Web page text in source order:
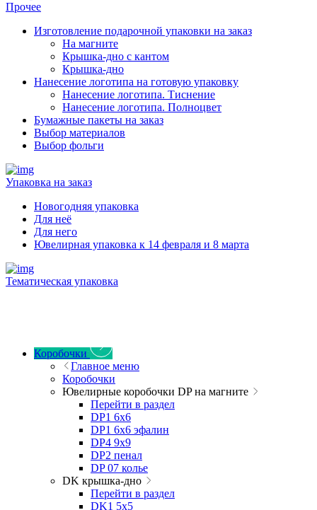
Прочее
Изготовление подарочной упаковки на заказ
На магните
Крышка-дно с кантом
Крышка-дно
Нанесение логотипа на готовую упаковку
Нанесение логотипа. Тиснение
Нанесение логотипа. Полноцвет
Бумажные пакеты на заказ
Выбор материалов
Выбор фольги
Упаковка на заказ
Новогодняя упаковка
Для неё
Для него
Ювелирная упаковка к 14 февраля и 8 марта
Тематическая упаковка
Коробочки
Главное меню
Коробочки
Ювелирные коробочки DP на магните
Перейти в раздел
DP1 6x6
DP1 6x6 эфалин
DP4 9x9
DP2 пенал
DP 07 колье
DK крышка-дно
Перейти в раздел
DK1 5x5